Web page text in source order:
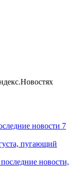
новости 7
пугающий
новости,